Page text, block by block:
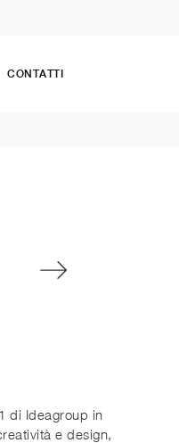
CONTATTI
di Ideagroup in
e design,